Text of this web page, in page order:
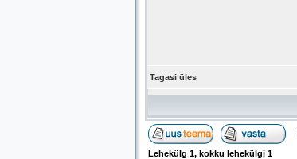
Tagasi üles
Lehekülg 1, kokku lehekülgi 1